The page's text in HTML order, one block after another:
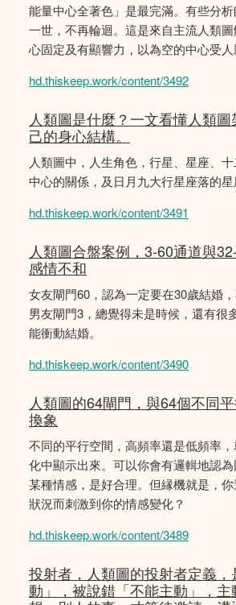
能量中心全著色」是最完滿。有些分
一世，不再輪迴。這是來自主流人類
心固定及有顯響力，以為空的中心受人
hd.thiskeep.work/content/3492
人類圖是什麼？一文看懂人類圖
己的身心結構。
人類圖中，人生角色，行星、星座、
中心的關係，及日月九大行星座落的星
hd.thiskeep.work/content/3491
人類圖合盤案例，3-60通道與
感情不和
女友閘門60，認為一定要在30歲結婚，
男友閘門3，總覺得未是時候，還有很
能衝動結婚。
hd.thiskeep.work/content/3490
人類圖的64閘門，與64個不同
換象
不同的平行空間，高頻率還是低頻率
化中顯示出來。可以你會有邏輯地認
某種情感，是好合理。但縁機就是，
狀況而刺激到你的情感變化？
hd.thiskeep.work/content/3489
投射者，人類圖的投射者定義
動」，被說錯「不能主動」，